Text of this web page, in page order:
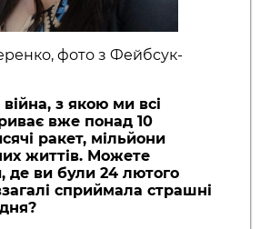
фото з Фейбсук-
з якою ми всі
вже понад 10
ракет, мільйони
життів. Можете
де ви були 24 лютого
сприймала страшні